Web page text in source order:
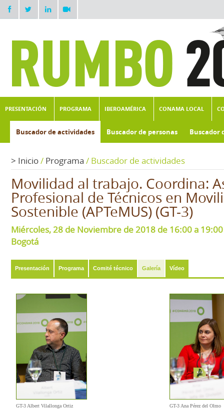
PRESENTACIÓN PROGRAMA IBEROAMÉRICA CONAMA LOCAL
Buscador de actividades Buscador de personas Buscador
> Inicio/ Programa / Buscador de actividades
Movilidad al trabajo. Coordina:
Profesional de Técnicos en
Sostenible (APTeMUS) (GT-3)
Miércoles, 28 de Noviembre de 2018 de 16:00 a 19:00
Bogotá
Presentación Programa Comité técnico Galería Vídeo
GT-3 Albert Vilallonga Ortiz GT-3 Ana Pérez del Olmo